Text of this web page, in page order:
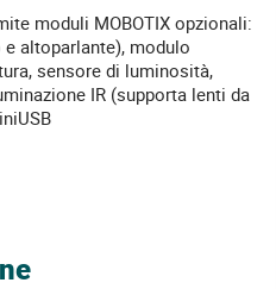
moduli MOBOTIX opzionali:
altoparlante), modulo
sensore di luminosità,
IR (supporta lenti da